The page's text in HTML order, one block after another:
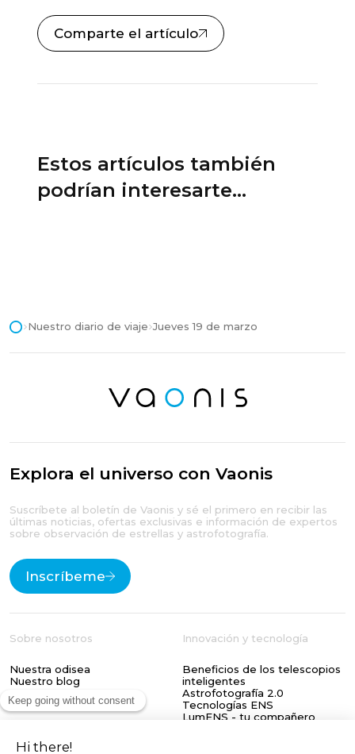
Comparte el artículo
Estos artículos también
podrían interesarte...
Nuestro diario de viaje Jueves 19 de marzo
Sobre nosotros
Nuestra odisea
Nuestro blog
Innovación y tecnología
Beneficios de los telescopios
inteligentes
Astrofotografía 2.0
Tecnologías ENS
LumENS - tu compañero
Explora el universo con Vaonis
Suscríbete al boletín de Vaonis y sé el primero en recibir las
últimas noticias, ofertas exclusivas e información de expertos
sobre observación de estrellas y astrofotografía.
Inscríbeme
Explore the Universe